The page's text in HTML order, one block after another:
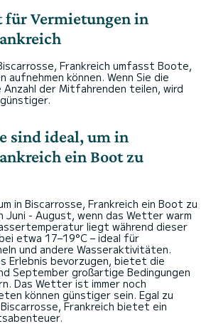
für Vermietungen in
Frankreich umfasst Boote,
aufnehmen können. Wenn Sie die
der Mitfahrenden teilen, wird
sind ideal, um in
ein Boot zu
in Biscarrosse, Frankreich ein Boot zu
Juni - August, wenn das Wetter warm
liegt während dieser
etwa 17–19°C – ideal für
und andere Wasseraktivitäten.
Erlebnis bevorzugen, bietet die
September großartige Bedingungen
Das Wetter ist immer noch
können günstiger sein. Egal zu
Frankreich bietet ein